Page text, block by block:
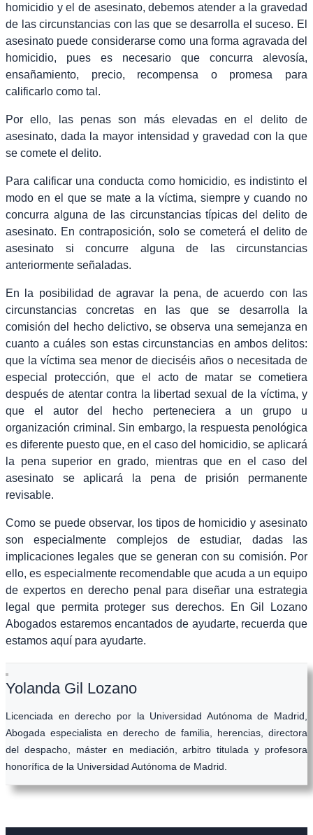
homicidio y el de asesinato, debemos atender a la gravedad
de las circunstancias con las que se desarrolla el suceso. El
asesinato puede considerarse como una forma agravada del
homicidio, pues es necesario que concurra alevosía,
ensañamiento, precio, recompensa o promesa para
calificarlo como tal.
Por ello, las penas son más elevadas en el delito de
asesinato, dada la mayor intensidad y gravedad con la que
se comete el delito.
Para calificar una conducta como homicidio, es indistinto el
modo en el que se mate a la víctima, siempre y cuando no
concurra alguna de las circunstancias típicas del delito de
asesinato. En contraposición, solo se cometerá el delito de
asesinato si concurre alguna de las circunstancias
anteriormente señaladas.
En la posibilidad de agravar la pena, de acuerdo con las
circunstancias concretas en las que se desarrolla la
comisión del hecho delictivo, se observa una semejanza en
cuanto a cuáles son estas circunstancias en ambos delitos:
que la víctima sea menor de dieciséis años o necesitada de
especial protección, que el acto de matar se cometiera
después de atentar contra la libertad sexual de la víctima, y
que el autor del hecho perteneciera a un grupo u
organización criminal. Sin embargo, la respuesta penológica
es diferente puesto que, en el caso del homicidio, se aplicará
la pena superior en grado, mientras que en el caso del
asesinato se aplicará la pena de prisión permanente
revisable.
Como se puede observar, los tipos de homicidio y asesinato
son especialmente complejos de estudiar, dadas las
implicaciones legales que se generan con su comisión. Por
ello, es especialmente recomendable que acuda a un equipo
de expertos en derecho penal para diseñar una estrategia
legal que permita proteger sus derechos. En Gil Lozano
Abogados estaremos encantados de ayudarte, recuerda que
estamos aquí para ayudarte.
Yolanda Gil Lozano
Licenciada en derecho por la Universidad Autónoma de Madrid,
Abogada especialista en derecho de familia, herencias, directora
del despacho, máster en mediación, arbitro titulada y profesora
honorífica de la Universidad Autónoma de Madrid.